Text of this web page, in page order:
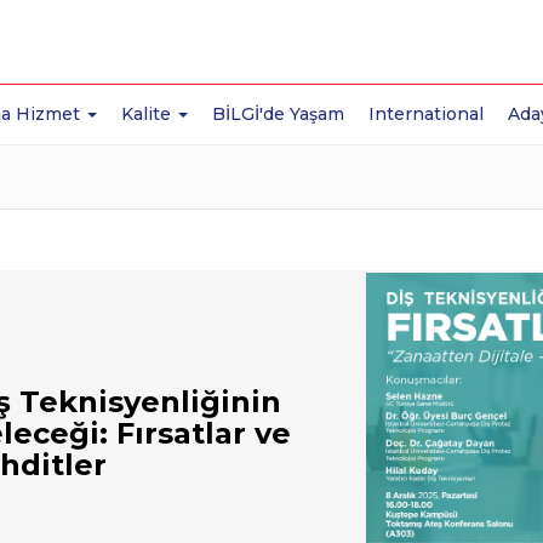
Hizmet Kalite BİLGİ'de Yaşam International
Teknisyenliğinin
Fırsatlar ve